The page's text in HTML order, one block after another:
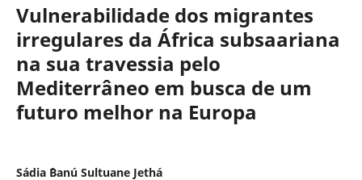
Vulnerabilidade dos migrantes
irregulares da África subsaariana
na sua travessia pelo
Mediterrâneo em busca de um
futuro melhor na Europa
Sádia ´Banú Sultuane Jethá